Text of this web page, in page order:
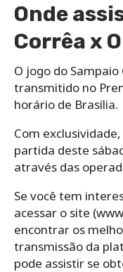
Onde
Corrêa x
O jogo do
transmitido no
horário de Brasília.
Com
partida deste
através das
Se você tem
acessar o site
encontrar os
transmissão da
pode assistir se